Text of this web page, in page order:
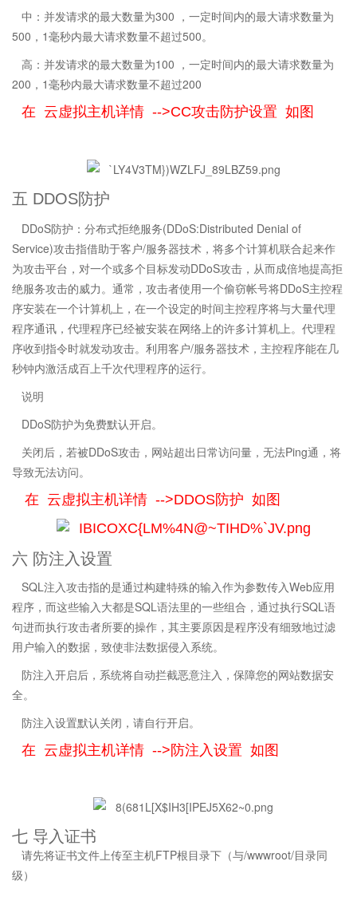
中：并发请求的最大数量为300 ，一定时间内的最大请求数量为
500，1毫秒内最大请求数量不超过500。
高：并发请求的最大数量为100 ，一定时间内的最大请求数量为
200，1毫秒内最大请求数量不超过200
在 云虚拟主机详情 -->CC攻击防护设置 如图
五 DDOS防护
DDoS防护：分布式拒绝服务(DDoS:Distributed Denial of
Service)攻击指借助于客户/服务器技术，将多个计算机联合起来作
为攻击平台，对一个或多个目标发动DDoS攻击，从而成倍地提高拒
绝服务攻击的威力。通常，攻击者使用一个偷窃帐号将DDoS主控程
序安装在一个计算机上，在一个设定的时间主控程序将与大量代理
程序通讯，代理程序已经被安装在网络上的许多计算机上。代理程
序收到指令时就发动攻击。利用客户/服务器技术，主控程序能在几
秒钟内激活成百上千次代理程序的运行。
说明
DDoS防护为免费默认开启。
关闭后，若被DDoS攻击，网站超出日常访问量，无法Ping通，将
导致无法访问。
在 云虚拟主机详情 -->DDOS防护 如图
六 防注入设置
SQL注入攻击指的是通过构建特殊的输入作为参数传入Web应用
程序，而这些输入大都是SQL语法里的一些组合，通过执行SQL语
句进而执行攻击者所要的操作，其主要原因是程序没有细致地过滤
用户输入的数据，致使非法数据侵入系统。
防注入开启后，系统将自动拦截恶意注入，保障您的网站数据安
全。
防注入设置默认关闭，请自行开启。
在 云虚拟主机详情 -->防注入设置 如图
七 导入证书
请先将证书文件上传至主机FTP根目录下（与/wwwroot/目录同
级）